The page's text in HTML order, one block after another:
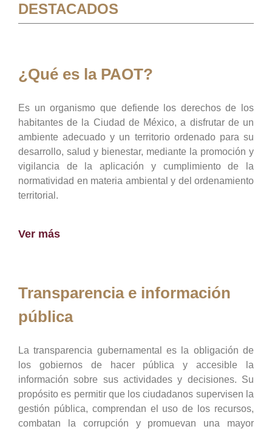
DESTACADOS
¿Qué es la PAOT?
Es un organismo que defiende los derechos de los
habitantes de la Ciudad de México, a disfrutar de un
ambiente adecuado y un territorio ordenado para su
desarrollo, salud y bienestar, mediante la promoción y
vigilancia de la aplicación y cumplimiento de la
normatividad en materia ambiental y del ordenamiento
territorial.
Ver más
Transparencia e información
pública
La transparencia gubernamental es la obligación de
los gobiernos de hacer pública y accesible la
información sobre sus actividades y decisiones. Su
propósito es permitir que los ciudadanos supervisen la
gestión pública, comprendan el uso de los recursos,
combatan la corrupción y promuevan una mayor